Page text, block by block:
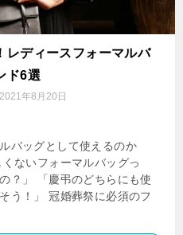
レディースフォーマルバ
ド6選
2021年8月20日
バッグとして使えるのか
ないフォーマルバッグっ
？」 「慶弔のどちらにも使
う！」 冠婚葬祭に必須のフ